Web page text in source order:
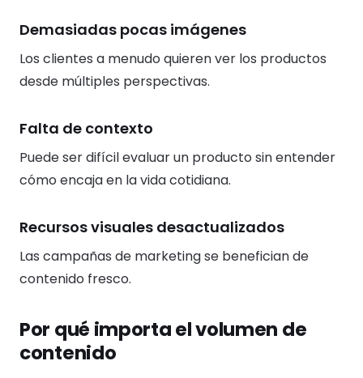
Demasiadas pocas imágenes
Los clientes a menudo quieren ver los productos
desde múltiples perspectivas.
Falta de contexto
Puede ser difícil evaluar un producto sin entender
cómo encaja en la vida cotidiana.
Recursos visuales desactualizados
Las campañas de marketing se benefician de
contenido fresco.
Por qué importa el volumen de
contenido